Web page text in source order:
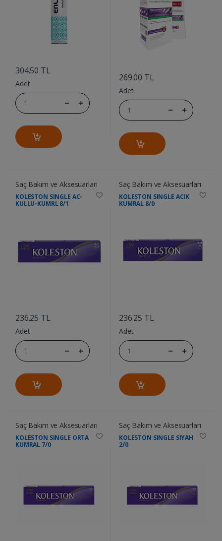
304.50 TL
Adet
269.00 TL
Adet
Saç Bakım ve Aksesuarları
KOLESTON SINGLE AC-
KULLU-KUMRL 8/1
236.25 TL
Adet
Saç Bakım ve Aksesuarları
KOLESTON SINGLE ACIK
KUMRAL 8/0
236.25 TL
Adet
Saç Bakım ve Aksesuarları
KOLESTON SINGLE ORTA
KUMRAL 7/0
Saç Bakım ve Aksesuarları
KOLESTON SINGLE SIYAH
2/0